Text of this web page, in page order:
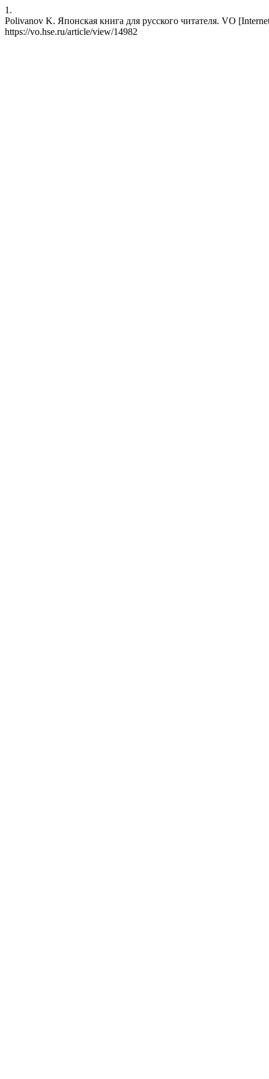
1.
Polivanov K. Японская книга для русского читателя. VO
https://vo.hse.ru/article/view/14982